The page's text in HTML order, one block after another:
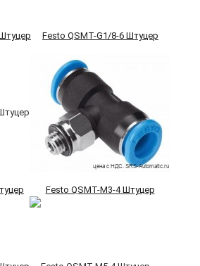
Festo QSMT-G1/8-6 Штуцер
Festo QSMT-M3-4 Штуцер